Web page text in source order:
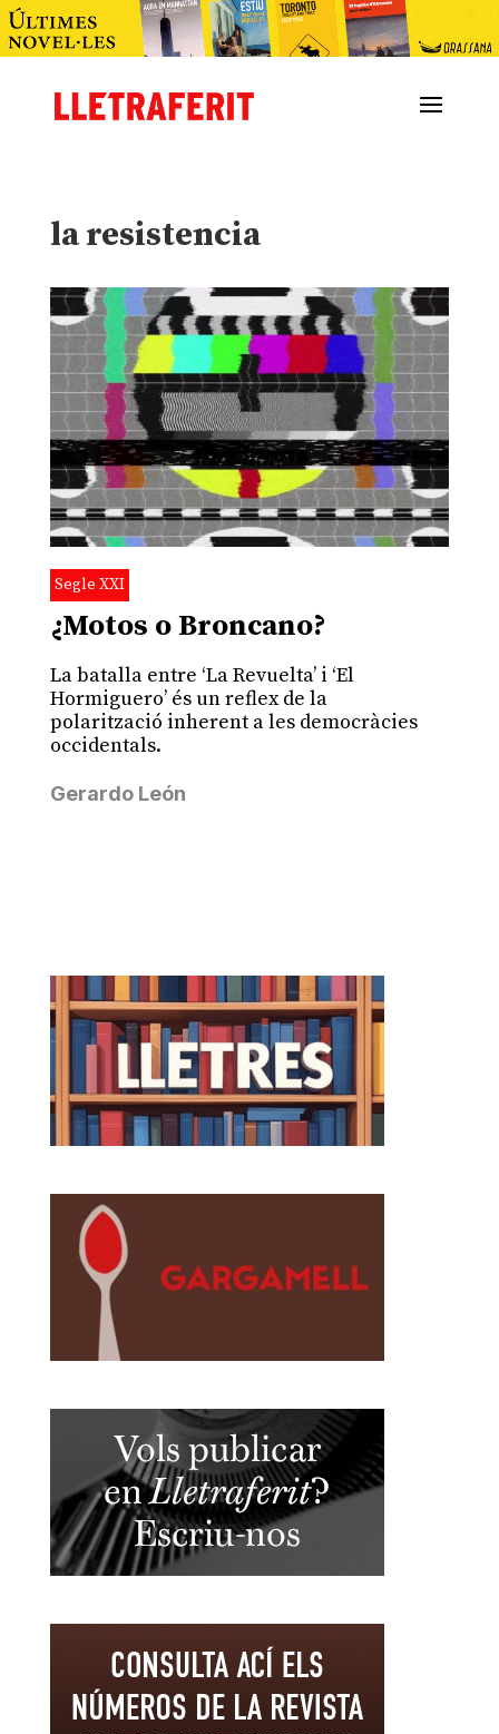
la resistencia
Segle XXI
¿Motos o Broncano?
La batalla entre ‘La Revuelta’ i ‘El
Hormiguero’ és un reflex de la
polarització inherent a les democràcies
occidentals.
Gerardo León